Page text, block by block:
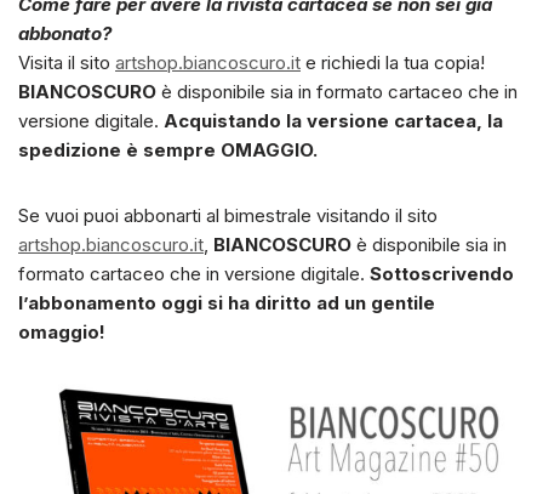
abbonato?
Visita il sito artshop.biancoscuro.it e richiedi la tua copia!
BIANCOSCURO è disponibile sia in formato cartaceo che in
versione digitale. Acquistando la versione cartacea, la
spedizione è sempre OMAGGIO.
Se vuoi puoi abbonarti al bimestrale visitando il sito
artshop.biancoscuro.it, BIANCOSCURO è disponibile sia in
formato cartaceo che in versione digitale. Sottoscrivendo
l’abbonamento oggi si ha diritto ad un gentile
omaggio!